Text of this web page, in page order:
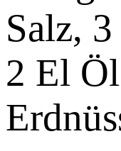
Salz,
2 El